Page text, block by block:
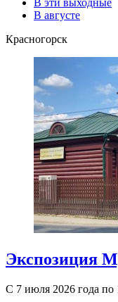
В эти выходные
В августе
Красногорск
Экспозиция
С 7 июля 2026 года по